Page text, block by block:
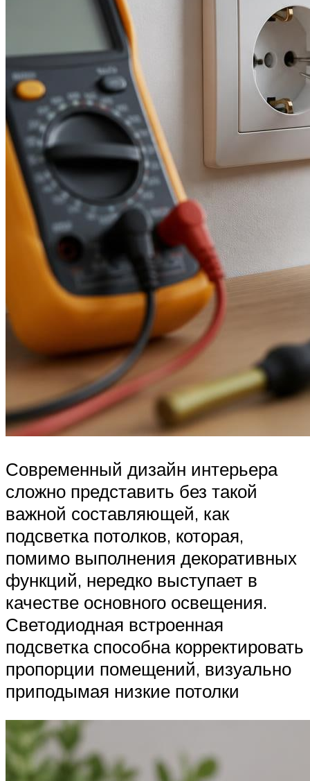
Современный дизайн интерьера
сложно представить без такой
важной составляющей, как
подсветка потолков, которая,
помимо выполнения декоративных
функций, нередко выступает в
качестве основного освещения.
Светодиодная встроенная
подсветка способна корректировать
пропорции помещений, визуально
приподымая низкие потолки